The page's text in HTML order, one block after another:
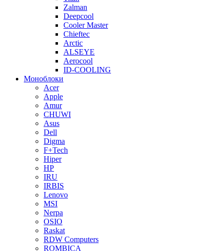
Zalman
Deepcool
Cooler Master
Chieftec
Arctic
ALSEYE
Aerocool
ID-COOLING
Моноблоки
Acer
Apple
Amur
CHUWI
Asus
Dell
Digma
F+Tech
Hiper
HP
IRU
IRBIS
Lenovo
MSI
Nerpa
OSIO
Raskat
RDW Computers
ROMBICA